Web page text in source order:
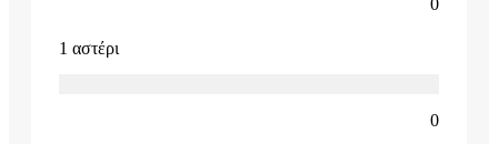
0
1 αστέρι
0